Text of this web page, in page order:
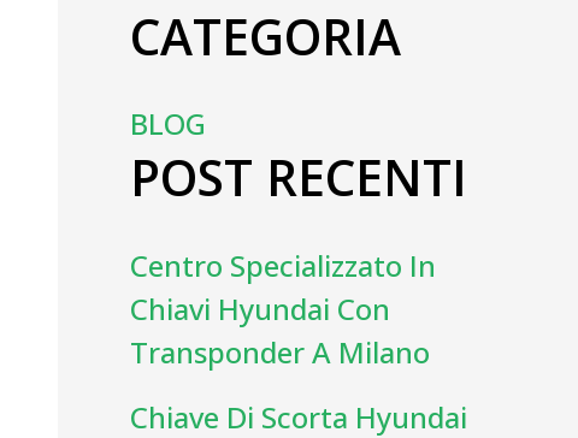
CATEGORIA
BLOG
POST RECENTI
Centro Specializzato In
Chiavi Hyundai Con
Transponder A Milano
Chiave Di Scorta Hyundai